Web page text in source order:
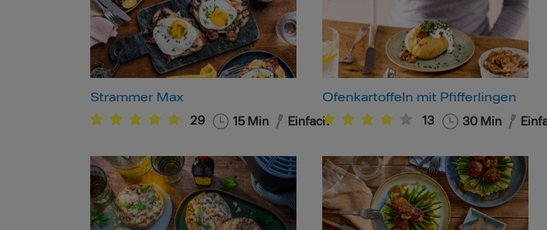
Strammer Max
29 15 Min Einfach
Ofenkartoffeln mit Pfifferlingen
13 30 Min